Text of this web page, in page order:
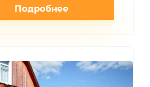
Подробнее